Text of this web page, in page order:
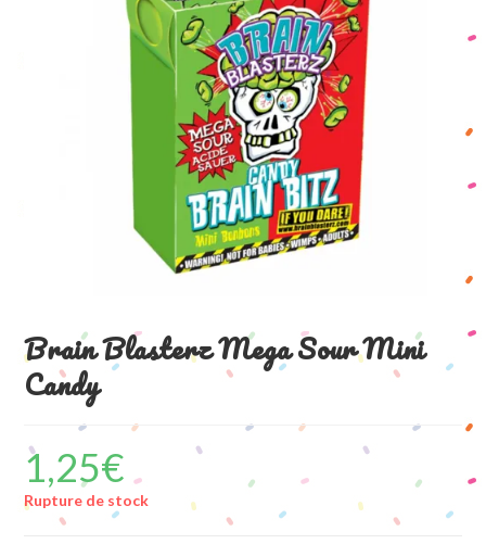
Brain Blasterz Mega Sour Mini
Candy
1,25€
Rupture de stock